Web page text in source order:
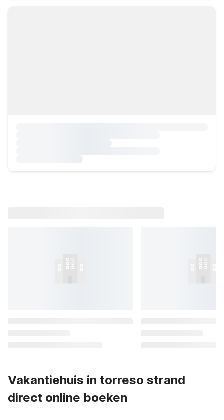
Vakantiehuis in torreso strand
direct online boeken